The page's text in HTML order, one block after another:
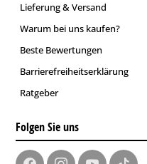
Lieferung & Versand
Warum bei uns kaufen?
Beste Bewertungen
Barrierefreiheitserklärung
Ratgeber
Folgen Sie uns